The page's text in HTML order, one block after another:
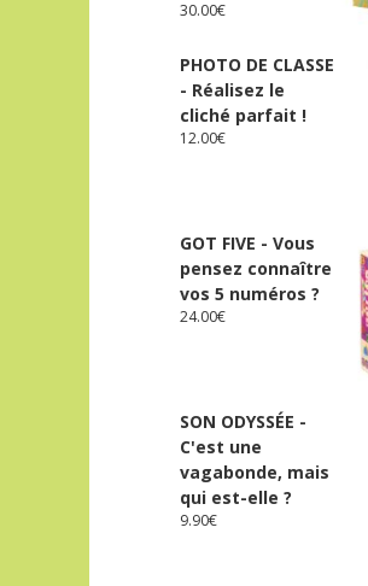
30.00€
PHOTO DE CLASSE
- Réalisez le
cliché parfait !
12.00€
GOT FIVE - Vous
pensez connaître
vos 5 numéros ?
24.00€
SON ODYSSÉE -
C'est une
vagabonde, mais
qui est-elle ?
9.90€